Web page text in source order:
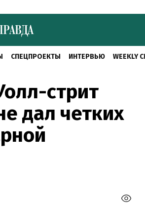
СПЕЦПРОЕКТЫ ИНТЕРВЬЮ WEEKLY
стрит
дал четких